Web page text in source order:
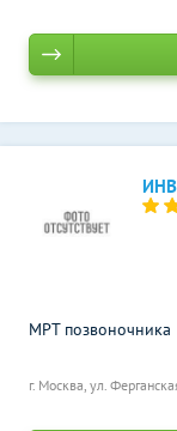
г. Москва, ул.
МРТ позвоночника